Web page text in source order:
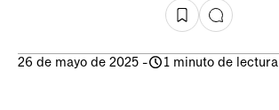
26 de mayo de 2025 - 1 minuto de lectura